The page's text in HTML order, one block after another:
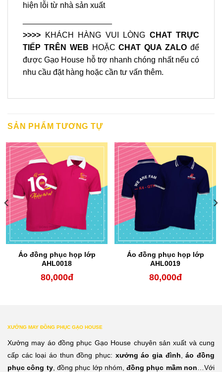
hiện lỗi từ nhà sản xuất
>>>> KHÁCH HÀNG VUI LÒNG CHAT TRỰC
TIẾP TRÊN WEB HOẶC CHAT QUA ZALO để
được Gạo House hỗ trợ nhanh chóng nhất nếu có
nhu cầu đặt hàng hoặc cần tư vấn thêm.
SẢN PHẨM TƯƠNG TỰ
Áo đồng phục họp lớp
AHL0018
80,000đ
Áo đồng phục họp lớp
AHL0019
80,000đ
XƯỞNG MAY ĐỒNG PHỤC GẠO HOUSE
Xưởng may áo đồng phục Gạo House chuyên sản xuất và cung
cấp các loại áo thun đồng phục: xưởng áo gia đình ,áo đồng
phục công ty, đồng phục lớp nhóm,đồng phục mầm non …Với